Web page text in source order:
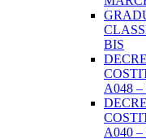
BIS
A048
A040